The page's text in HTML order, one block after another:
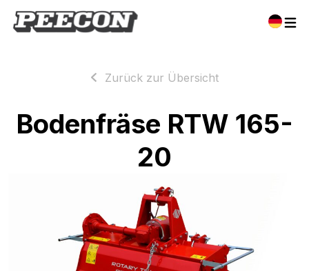
Zurück zur Übersicht
Bodenfräse RTW 165-
20